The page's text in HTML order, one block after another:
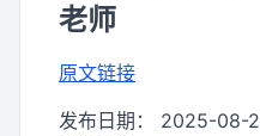
老师
原文链接
发布日期： 2025-08-